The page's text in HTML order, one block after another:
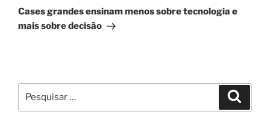
post
Cases grandes ensinam menos sobre tecnologia e
mais sobre decisão
por: